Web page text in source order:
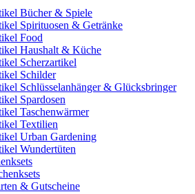
Bücher & Spiele
Spirituosen & Getränke
Food
Haushalt & Küche
Scherzartikel
Schilder
Schlüsselanhänger & Glücksbringer
Spardosen
Taschenwärmer
Textilien
Urban Gardening
Wundertüten
& Gutscheine